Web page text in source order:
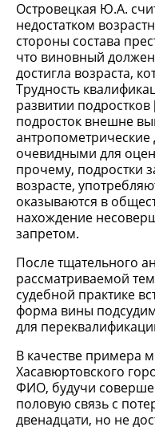
Островецкая Ю.А.
недостатком
стороны состава
что виновный
достигла возраста,
Трудность
развитии
подросток внешне
очевидными для
прочему, подростки
возрасте,
оказываются в
нахождение
запретом.
После тщательного
рассматриваемой
судебной практике
форма вины
для
В качестве примера
Хасавюртовского
ФИО, будучи
половую связь с
двенадцати, но не